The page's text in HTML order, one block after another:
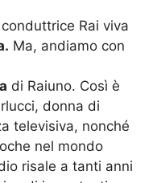
Rai viva
Ma, andiamo con
di Raiuno. Così è
donna di
televisiva, nonché
nel mondo
risale a tanti anni